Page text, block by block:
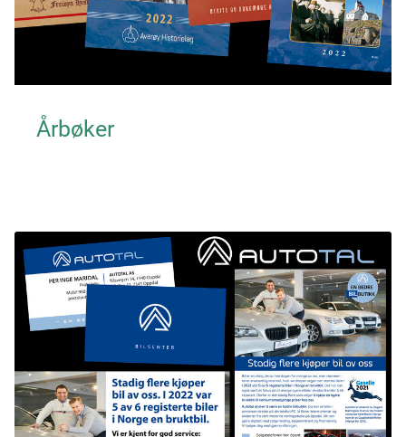
Årbøker